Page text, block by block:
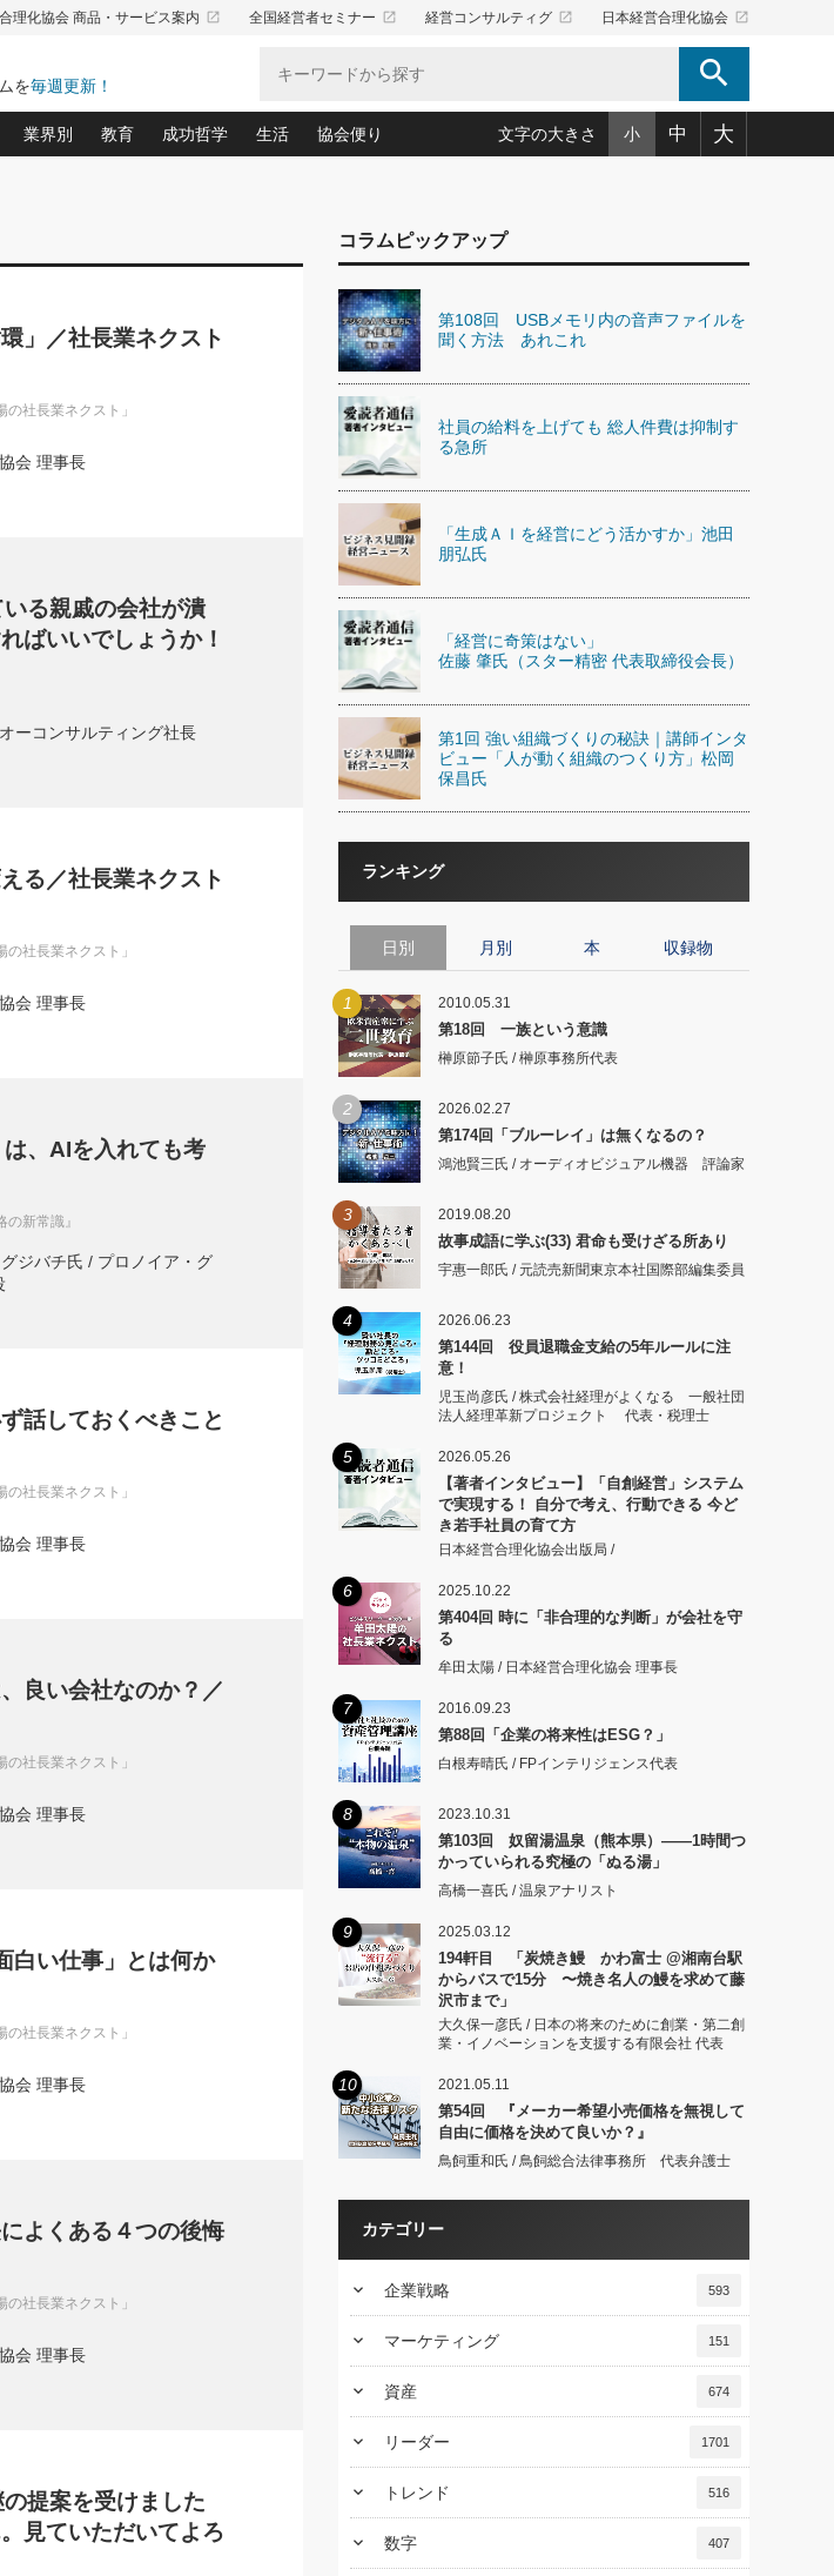
理化協会 商品・サービス案内 launch 全国経営者セミナー launch 経営コンサルティグ launch 日本経営合理化協会 launch
を毎週更新！ search
月5
2026.08.5 2026.08.5
第86回 「言葉狩り」
もっとみる
たい、やってお
の社長業ネクスト」
の新常識』(12)
」ネタ帳(159)
一流の仕事術」(28)
品」(109)
決算書にするために、やっておきたいこと(34)
会社はココが違う！(36)
る化”術(12)
経理財務の見どころ・勘どころ・ツッコミどこ
企業の新たな法律リスク(178)
決定の定石(68)
・社員・社会から支持される「ウェルビーイング経営入
(23)
業界別
売れる住宅を創る 100の視点(100)
大久保一彦の“流行る”お店の仕組みづくり(210)
柿内幸夫─社長のための現場改善(174)
教育
あなただからお願いしたいと思われる 気配りの達人(127)
クレーム対応 実践マニュアル(92)
クレーム対応の新知識と新常識(57)
デキル社員に育てる！ 社員教育の決め手(203)
東川鷹年の「中小企業の人育て」(38)
業績アップにつながる！ワンランク上の手紙・メール術(100)
欧米資産家に学ぶ二世教育(100)
成功哲学
中国哲学に学ぶ 不況は会社守成の好機(38)
令和時代の「社長の人間力の磨き方」(86)
先人の名句名言の教え 東洋思想に学ぶ経営学(132)
渡部昇一の「日本の指導者たち」(32)
経営に活かす“十八史略”(30)
生活
おのころ心平の ──社長のための「か・ら・だマネジメント」
デジタルＡＶを味方に！新・仕事術(180)
リーダー脳の鍛え方(32)
ワインを楽しむ基礎レッスン(12)
必読！社長が読むべき今月の4冊(88)
眼と耳で楽しむ読書術(162)
米国スポーツ・ビジネスに学ぶ心理学(98)
高橋一喜の『これぞ！"本物の温泉"』(157)
協会便り
「愛読者通信」著者インタビュー(44)
ビジネス見聞録 経営ニュース(100)
作間信司の経営無形庵(けいえいむぎょうあん)(166)
経営セミナー情報局(1)
繁栄への着眼点 牟田太陽(76)
講話を聞いて学ぼう 実学・耳学・磨く「ミミガク」のすすめ
文字の大きさ 小 中 大
」／社長業ネクスト
社長業ネクスト」
会 理事長
る親戚の会社が潰
ばいいでしょうか！
ーコンサルティング社長
る／社長業ネクスト
社長業ネクスト」
会 理事長
、AIを入れても考
新常識』
ジバチ氏 / プロノイア・グ
話しておくべきこと
社長業ネクスト」
会 理事長
良い会社なのか？／
社長業ネクスト」
会 理事長
白い仕事」とは何か
社長業ネクスト」
会 理事長
よくある４つの後悔
社長業ネクスト」
会 理事長
提案を受けました
見ていただいてよろ
コラムピックアップ
第108回 USBメモリ内の音声ファイルを
聞く方法 あれこれ
社員の給料を上げても 総人件費は抑制す
る急所
「生成ＡＩを経営にどう活かすか」池田
朋弘氏
「経営に奇策はない」
佐藤 肇氏（スター精密 代表取締役会長）
第1回 強い組織づくりの秘訣｜講師インタ
ビュー「人が動く組織のつくり方」松岡
保昌氏
ランキング
日別 月別 本 収録物
1 2010.05.31
第18回 一族という意識
榊原節子氏 / 榊原事務所代表
2 2026.02.27
第174回「ブルーレイ」は無くなるの？
鴻池賢三氏 / オーディオビジュアル機器 評論家
3 2019.08.20
故事成語に学ぶ(33) 君命も受けざる所あり
宇惠一郎氏 / 元読売新聞東京本社国際部編集委員
4 2026.06.23
第144回 役員退職金支給の5年ルールに注
意！
児玉尚彦氏 / 株式会社経理がよくなる 一般社団
法人経理革新プロジェクト 代表・税理士
5 2026.05.26
【著者インタビュー】「自創経営」システム
で実現する！ 自分で考え、行動できる 今ど
き若手社員の育て方
日本経営合理化協会出版局 /
6 2025.10.22
第404回 時に「非合理的な判断」が会社を守
る
牟田太陽 / 日本経営合理化協会 理事長
7 2016.09.23
第88回「企業の将来性はESG？」
白根寿晴氏 / FPインテリジェンス代表
8 2023.10.31
第103回 奴留湯温泉（熊本県）――1時間つ
かっていられる究極の「ぬる湯」
高橋一喜氏 / 温泉アナリスト
9 2025.03.12
194軒目 「炭焼き鰻 かわ富士 @湘南台駅
からバスで15分 〜焼き名人の鰻を求めて藤
沢市まで」
大久保一彦氏 / 日本の将来のために創業・第二創
業・イノベーションを支援する有限会社 代表
10 2021.05.11
第54回 『メーカー希望小売価格を無視して
自由に価格を決めて良いか？』
鳥飼重和氏 / 鳥飼総合法律事務所 代表弁護士
カテゴリー
keyboard_arrow_down 企業戦略 593
keyboard_arrow_down マーケティング 151
keyboard_arrow_down 資産 674
keyboard_arrow_down リーダー 1701
keyboard_arrow_down トレンド 516
keyboard_arrow_down 数字 407